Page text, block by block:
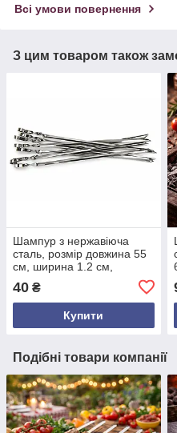
Всі умови повернення
З цим товаром також
Шампур з нержавіюча
сталь, розмір довжина 55
см, ширина 1.2 см,
40 ₴
Купити
Подібні товари компанії